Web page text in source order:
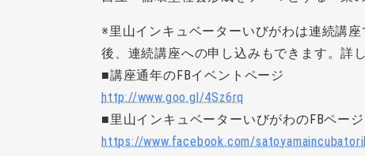
※里山インキュベーターいびがわは連続講
後、連続講座への申し込みもできます。詳
■講座通年のFBイベントページ
http://www.goo.gl/4Sz6rq
■里山インキュベーターいびがわのFBページ
https://www.facebook.com/